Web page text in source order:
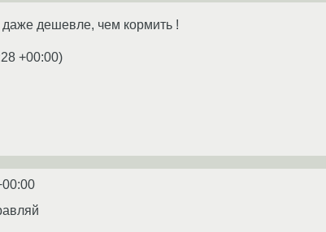
даже дешевле, чем кормить !
+00:00)